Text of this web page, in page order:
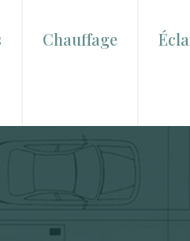
Chauffage